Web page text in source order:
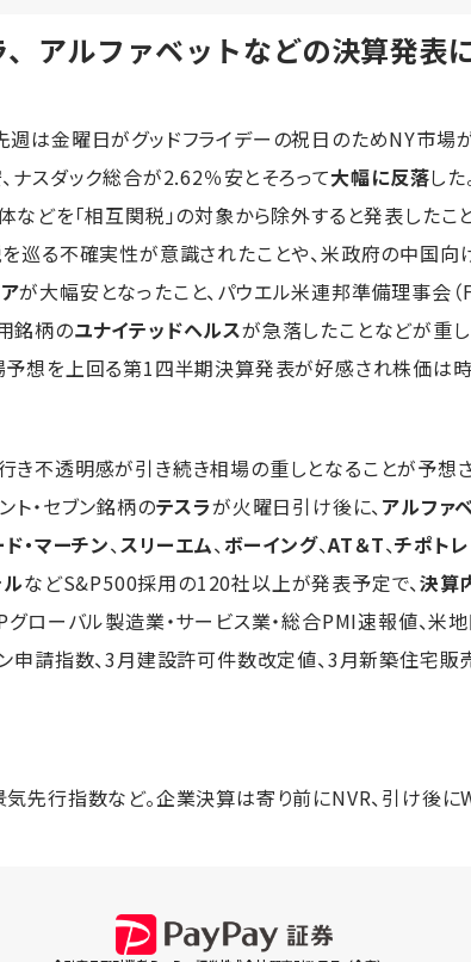
アルファベットなどの決算発表
は金曜日がグッドフライデーの祝日のためNY市場
スダック総合が2.62％安とそろって大幅に反落し
などを「相互関税」の対象から除外すると発表した
を巡る不確実性が意識されたことや、米政府の中国
が大幅安となったこと、パウエル米連邦準備理事会
銘柄のユナイテッドヘルスが急落したことなどが重
予想を上回る第1四半期決算発表が好感され株価は
き不透明感が引き続き相場の重しとなることが予想
ト・セブン銘柄のテスラが火曜日引け後に、 アルファ
・マーチン、スリーエム、 ボーイング、AT＆T、チポトレ
などS&P500採用の120社以上が発表予定で、決算
ーバル製造業・サービス業・総合PMI速報値、米地
申請指数、3月建設許可件数改定値、3月新築住宅
先行指数など。企業決算は寄り前にNVR、引け後に